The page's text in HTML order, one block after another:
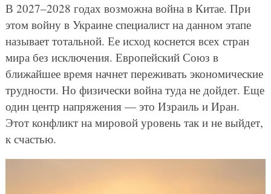
В 2027–2028 годах возможна война в Китае. При
этом войну в Украине специалист на данном этапе
называет тотальной. Ее исход коснется всех стран
мира без исключения. Европейский Союз в
ближайшее время начнет переживать экономические
трудности. Но физически война туда не дойдет. Еще
один центр напряжения — это Израиль и Иран.
Этот конфликт на мировой уровень так и не выйдет,
к счастью.